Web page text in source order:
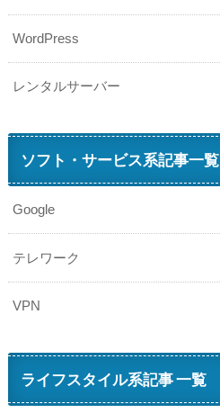
WordPress
レンタルサーバー
ソフト・サービス系記事一覧
Google
テレワーク
VPN
ライフスタイル系記事 一覧